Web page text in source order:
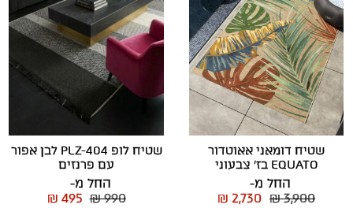
שטיח דומאני אאוטדור
EQUATO בז' צבעוני
החל מ-
₪ 3,900
₪ 2,730
שטיח לופ PLZ-404 לבן אפור
עם פרנזים
החל מ-
₪ 990
₪ 495